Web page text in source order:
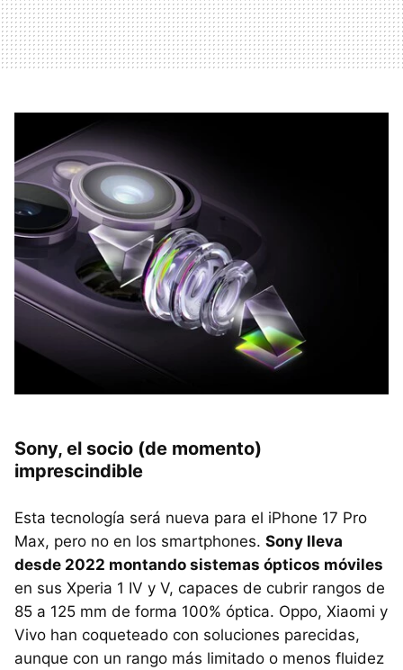
Sony, el socio (de momento)
imprescindible
Esta tecnología será nueva para el iPhone 17 Pro
Max, pero no en los smartphones. Sony lleva
desde 2022 montando sistemas ópticos móviles
en sus Xperia 1 IV y V, capaces de cubrir rangos de
85 a 125 mm de forma 100% óptica. Oppo, Xiaomi y
Vivo han coqueteado con soluciones parecidas,
aunque con un rango más limitado o menos fluidez